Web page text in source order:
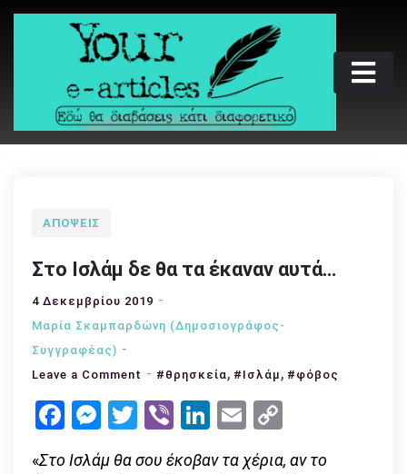
Skip
Your e-articles
Εδώ θα διαβάσεις κάτι διαφορετικό
ΑΠΌΨΕΙΣ
Στο Ισλάμ δε θα τα έκαναν αυτά…
4 Δεκεμβρίου 2019
Μαρία Σκαμπαρδώνη (Δημοσιογράφος-
Συγγραφέας)
Leave a Comment on
Ισλάμ
θα
#θρησκεία, #Ισλάμ , #φόβος
Facebook
Messenger
Twitter
ViberLinkedIn
Email
«Στο Ισλάμ θα σου έκοβαν τα χέρια, αν το